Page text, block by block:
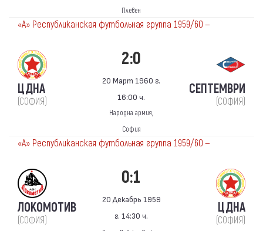
Плевен
«А» Республиканская футбольная группа 1959/60 —
ЦДНА
(СОФИЯ)
2:0
20 Март 1960 г.
16:00 ч.
Народна армия,
София
СЕПТЕМВРИ
(СОФИЯ)
«А» Республиканская футбольная группа 1959/60 —
ЛОКОМОТИВ
(СОФИЯ)
0:1
20 Декабрь 1959
г. 14:30 ч.
ЦДНА
(СОФИЯ)